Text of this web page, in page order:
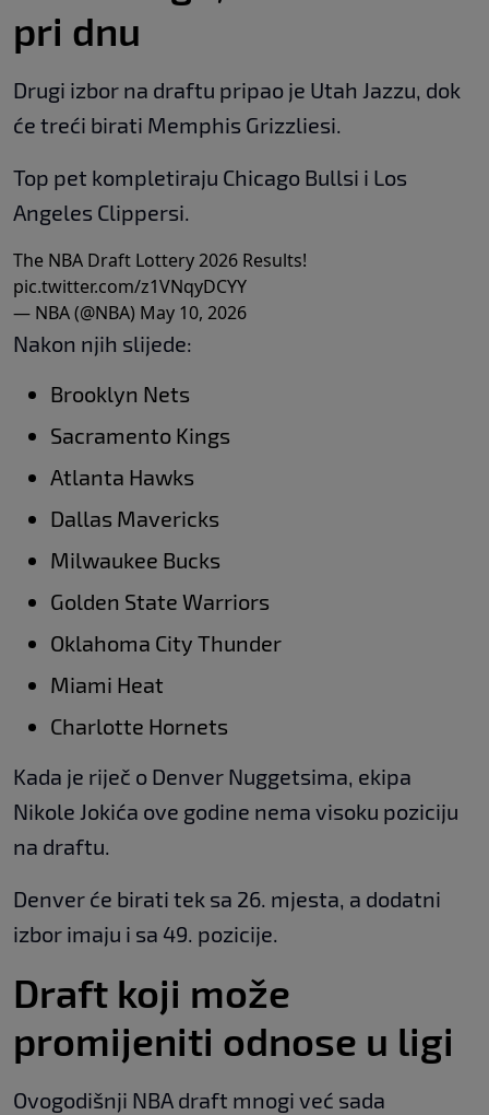
pri dnu
Drugi izbor na draftu pripao je Utah Jazzu, dok
će treći birati Memphis Grizzliesi.
Top pet kompletiraju Chicago Bullsi i Los
Angeles Clippersi.
The NBA Draft Lottery 2026 Results!
pic.twitter.com/z1VNqyDCYY
— NBA (@NBA) May 10, 2026
Nakon njih slijede:
Brooklyn Nets
Sacramento Kings
Atlanta Hawks
Dallas Mavericks
Milwaukee Bucks
Golden State Warriors
Oklahoma City Thunder
Miami Heat
Charlotte Hornets
Kada je riječ o Denver Nuggetsima, ekipa
Nikole Jokića ove godine nema visoku poziciju
na draftu.
Denver će birati tek sa 26. mjesta, a dodatni
izbor imaju i sa 49. pozicije.
Draft koji može
promijeniti odnose u ligi
Ovogodišnji NBA draft mnogi već sada